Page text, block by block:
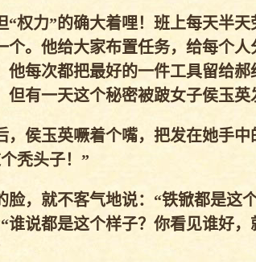
“权力”的确大着哩！班上每天半
个。他给大家布置任务，给每个
他每次都把最好的一件工具留给
有一天这个秘密被跛女子侯玉英
，侯玉英噘着个嘴，把发在她手
秃头子！”
脸，就不客气地说：“铁锨都是这
谁说都是这个样子？你看见谁好，